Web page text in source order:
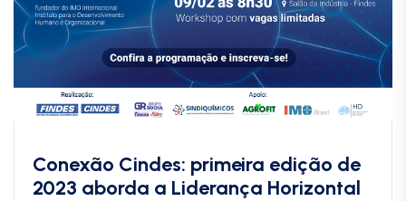
Conexão Cindes: primeira edição de
2023 aborda a Liderança Horizontal